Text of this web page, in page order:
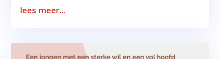
lees meer...